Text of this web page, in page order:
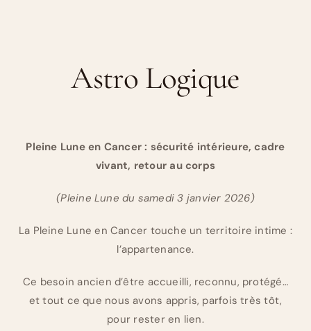
Astro Logique
Pleine Lune en Cancer : sécurité intérieure, cadre
vivant, retour au corps
(Pleine Lune du samedi 3 janvier 2026)
La Pleine Lune en Cancer touche un territoire intime :
l’appartenance.
Ce besoin ancien d’être accueilli, reconnu, protégé…
et tout ce que nous avons appris, parfois très tôt,
pour rester en lien.